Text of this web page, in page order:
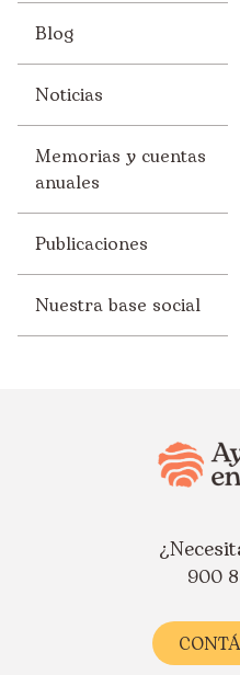
Blog
Noticias
Memorias y cuentas
anuales
Publicaciones
Nuestra base social
900